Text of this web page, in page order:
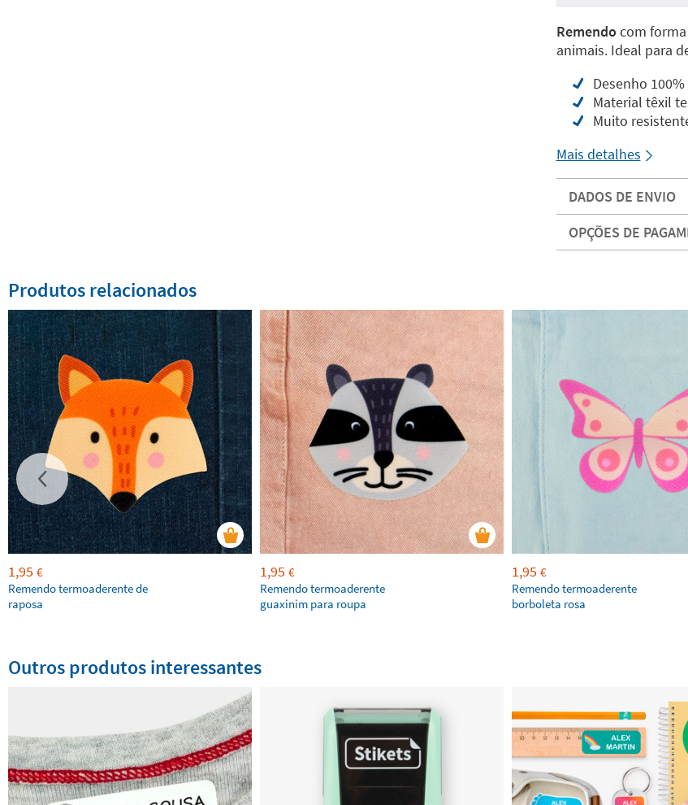
Remendocom
animais. Ideal para
Desenho
Material têxil
Muito
Mais detalhes
DADOS DE ENVIO
OPÇÕES DE
Produtos relacionados
1,95 €
Remendo termoaderente de
raposa
1,95 €
Remendo termoaderente
guaxinim para roupa
1,95 €
Remendo termoaderente
borboleta rosa
Outros produtos interessantes